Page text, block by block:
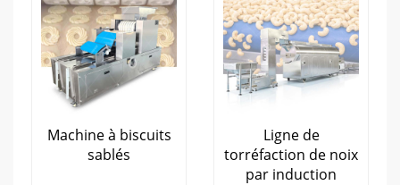
Machine à biscuits
sablés
Ligne de
torréfaction de noix
par induction